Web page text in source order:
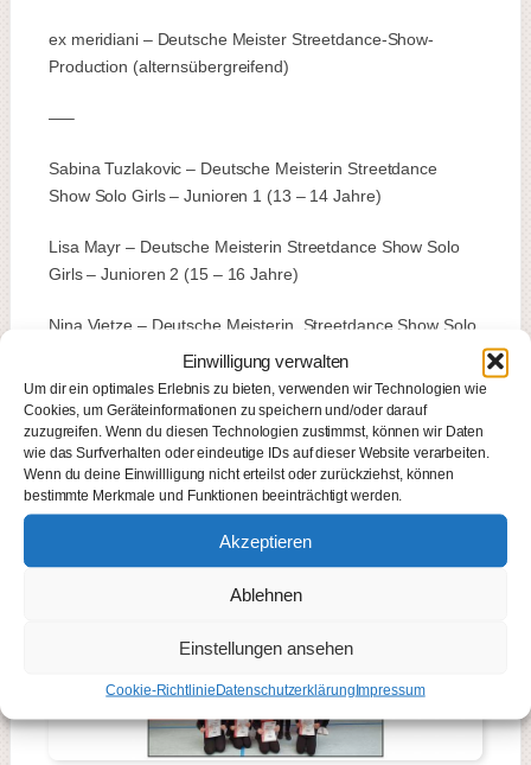
Einwilligung verwalten
Um dir ein optimales Erlebnis zu bieten, verwenden wir Technologien wie
Cookies, um Geräteinformationen zu speichern und/oder darauf
zuzugreifen. Wenn du diesen Technologien zustimmst, können wir Daten
wie das Surfverhalten oder eindeutige IDs auf dieser Website verarbeiten.
Wenn du deine Einwillligung nicht erteilst oder zurückziehst, können
bestimmte Merkmale und Funktionen beeinträchtigt werden.
Akzeptieren
Ablehnen
Einstellungen ansehen
Cookie-RichtlinieDatenschutzerklärungImpressum
ex meridiani – Deutsche Meister Streetdance-Show-
Production (alternsübergreifend)
—–
Sabina Tuzlakovic – Deutsche Meisterin Streetdance
Show Solo Girls – Junioren 1 (13 – 14 Jahre)
Lisa Mayr – Deutsche Meisterin Streetdance Show Solo
Girls – Junioren 2 (15 – 16 Jahre)
Nina Vietze – Deutsche Meisterin Streetdance Show Solo
Girls – Erwachsene (ab 17 Jahre)
…